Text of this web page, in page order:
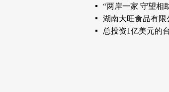
“两岸一家 守望相
湖南大旺食品有
总投资1亿美元的